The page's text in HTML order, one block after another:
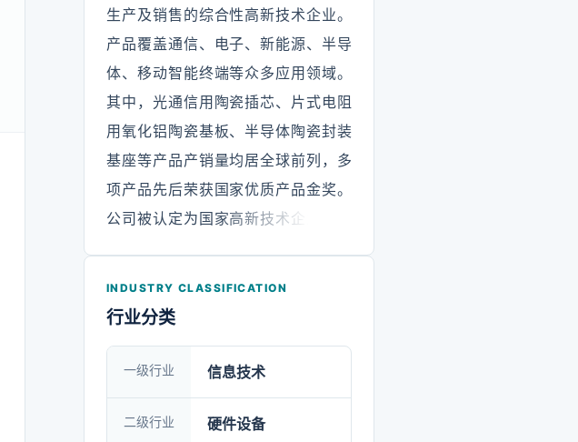
生产及销售的综合性高新技术企业。
产品覆盖通信、电子、新能源、半导
体、移动智能终端等众多应用领域。
其中，光通信用陶瓷插芯、片式电阻
用氧化铝陶瓷基板、半导体陶瓷封装
基座等产品产销量均居全球前列，多
项产品先后荣获国家优质产品金奖。
公司被认定为国家高新技术企业、国
业，连续多年入选中国电子元件百强
INDUSTRY CLASSIFICATION
行业分类
一级行业 信息技术
二级行业 硬件设备